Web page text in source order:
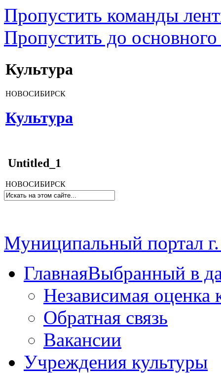
Пропустить команды
Пропустить до основного
Культура
НОВОСИБИРСК
Культура
Untitled_1
НОВОСИБИРСК
Муниципальный портал
ГлавнаяВыбранный в
Независимая оценка
Обратная связь
Вакансии
Учреждения культуры